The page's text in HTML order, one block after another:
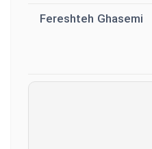
Fereshteh Ghasemi